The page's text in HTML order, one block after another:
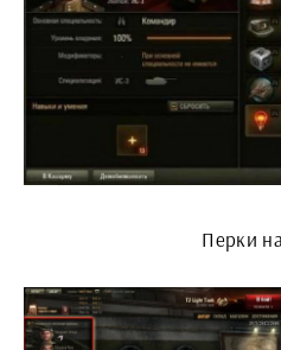
Перки